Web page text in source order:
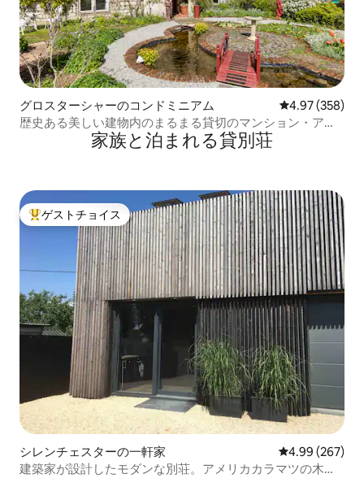
グロスターシャーのコンドミニアム レビュー358
4.97 (358)
歴史ある美しい建物内のまるまる貸切のマンション・アパ
家族と泊まれる貸別荘
大好評のゲストチョイスです。
ゲストチョイス
シレンチェスターの一軒家 レビュー267
4.99 (267)
建築家が設計したモダンな別荘。アメリカカラマツの木材